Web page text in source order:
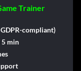
Trainer
compliant)
5 min